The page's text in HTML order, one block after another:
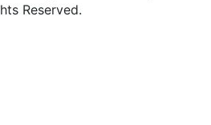
Reserved.